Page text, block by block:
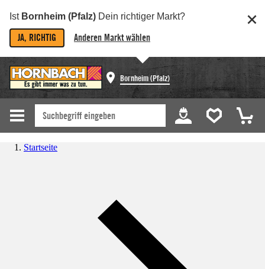
Ist Bornheim (Pfalz) Dein richtiger Markt?
JA, RICHTIG Anderen Markt wählen
Bornheim (Pfalz)
Startseite